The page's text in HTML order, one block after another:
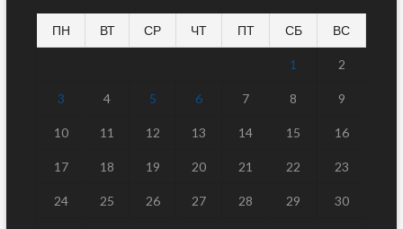
ПН ВТ СР ЧТ ПТ СБ ВС
1 2
3 4 5 6 7 8 9
10 11 12 13 14 15 16
17 18 19 20 21 22 23
24 25 26 27 28 29 30